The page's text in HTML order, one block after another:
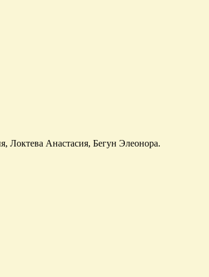
Локтева Анастасия, Бегун Элеонора.